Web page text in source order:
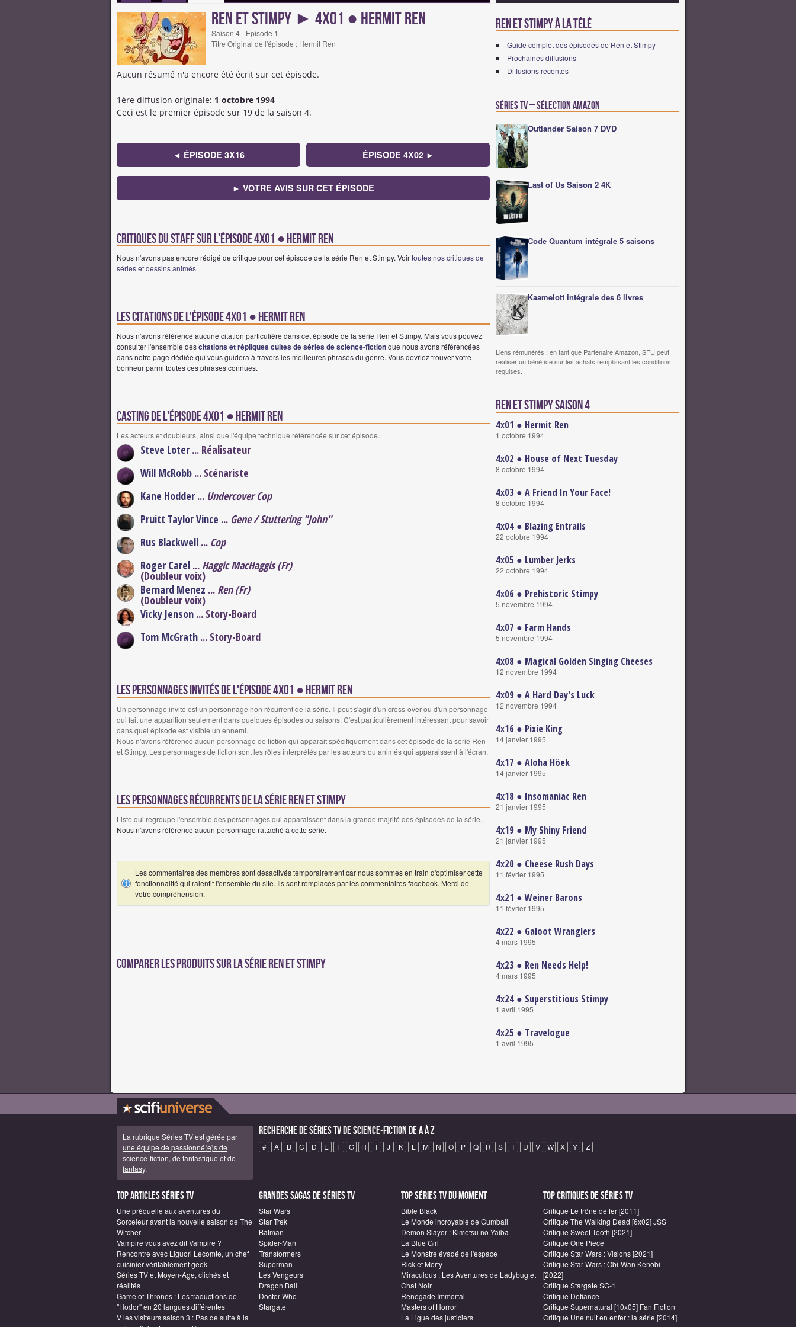
Ren et Stimpy ► 4x01 ● Hermit Ren
Saison 4 - Episode 1
Titre Original de l'épisode : Hermit Ren
Aucun résumé n'a encore été écrit sur cet épisode.
1ère diffusion originale: 1 octobre 1994
Ceci est le premier épisode sur 19 de la saison 4.
◄ ÉPISODE 3X16 ÉPISODE 4X02 ►
► VOTRE AVIS SUR CET ÉPISODE
Critiques du staff sur l'épisode 4x01 ● Hermit Ren
Nous n'avons pas encore rédigé de critique pour cet épisode de la série Ren et Stimpy. Voirtoutes nos critiques de
séries et dessins animés
Les citations de l'épisode 4x01 ● Hermit Ren
Nous n'avons référencé aucune citation particulière dans cet épisode de la série Ren et Stimpy. Mais vous pouvez
consulter l'ensemble descitations et répliques cultes de séries de science-fictionque nous avons référencées
dans notre page dédiée qui vous guidera à travers les meilleures phrases du genre. Vous devriez trouver votre
bonheur parmi toutes ces phrases connues.
Casting de l'épisode 4x01 ● Hermit Ren
Les acteurs et doubleurs, ainsi que l'équipe technique référencée sur cet épisode.
Steve Loter ... Réalisateur
Will McRobb ... Scénariste
Kane Hodder ... Undercover Cop
Pruitt Taylor Vince ... Gene / Stuttering "John"
Rus Blackwell ... Cop
Roger Carel ... Haggic MacHaggis (Fr)
(Doubleur voix)
Bernard Menez ... Ren (Fr)
(Doubleur voix)
Vicky Jenson ... Story-Board
Tom McGrath ... Story-Board
Les personnages invités de l'épisode 4x01 ● Hermit Ren
Un personnage invité est un personnage non récurrent de la série. Il peut s'agir d'un cross-over ou d'un personnage
qui fait une apparition seulement dans quelques épisodes ou saisons. C'est particulièrement intéressant pour savoir
dans quel épisode est visible un ennemi.
Nous n'avons référencé aucun personnage de fiction qui apparait spécifiquement dans cet épisode de la série Ren
et Stimpy. Les personnages de fiction sont les rôles interprétés par les acteurs ou animés qui apparaissent à l'écran.
Les personnages récurrents de la série Ren et Stimpy
Liste qui regroupe l'ensemble des personnages qui apparaissent dans la grande majrité des épisodes de la série.
Nous n'avons référencé aucun personnage rattaché à cette série.
Les commentaires des membres sont désactivés temporairement car nous sommes en train d'optimiser cette
fonctionnalité qui ralentit l'ensemble du site. Ils sont remplacés par les commentaires facebook. Merci de
votre compréhension.
Comparer les produits sur la série Ren et Stimpy
Ren et Stimpy à la télé
Guide complet des épisodes de Ren et Stimpy
Prochaines diffusions
Diffusions récentes
Séries TV – Sélection Amazon
Outlander Saison 7 DVD
Last of Us Saison 2 4K
Code Quantum intégrale 5 saisons
Kaamelott intégrale des 6 livres
Liens rémunérés : en tant que Partenaire Amazon, SFU peut
réaliser un bénéfice sur les achats remplissant les conditions
requises.
Ren et Stimpy saison 4
4x01 ● Hermit Ren
1 octobre 1994
4x02 ● House of Next Tuesday
8 octobre 1994
4x03 ● A Friend In Your Face!
8 octobre 1994
4x04 ● Blazing Entrails
22 octobre 1994
4x05 ● Lumber Jerks
22 octobre 1994
4x06 ● Prehistoric Stimpy
5 novembre 1994
4x07 ● Farm Hands
5 novembre 1994
4x08 ● Magical Golden Singing Cheeses
12 novembre 1994
4x09 ● A Hard Day's Luck
12 novembre 1994
4x16 ● Pixie King
14 janvier 1995
4x17 ● Aloha Höek
14 janvier 1995
4x18 ● Insomaniac Ren
21 janvier 1995
4x19 ● My Shiny Friend
21 janvier 1995
4x20 ● Cheese Rush Days
11 février 1995
4x21 ● Weiner Barons
11 février 1995
4x22 ● Galoot Wranglers
4 mars 1995
4x23 ● Ren Needs Help!
4 mars 1995
4x24 ● Superstitious Stimpy
1 avril 1995
4x25 ● Travelogue
1 avril 1995
La rubrique Séries TV est gérée par
une équipe de passionné(e)s de
science-fiction, de fantastique et de
fantasy.
Recherche de Séries TV de science-fiction de A à Z
# A B C D E F G H I J K L M N O P Q R S T U V W X Y Z
Top articles Séries TV
Une préquelle aux aventures du
Sorceleur avant la nouvelle saison de The
Witcher
Vampire vous avez dit Vampire ?
Rencontre avec Liguori Lecomte, un chef
cuisinier véritablement geek
Séries TV et Moyen-Age, clichés et
réalités
Game of Thrones : Les traductions de
"Hodor" en 20 langues différentes
V les visiteurs saison 3 : Pas de suite à la
Grandes sagas de Séries TV
Star Wars
Star Trek
Batman
Spider-Man
Transformers
Superman
Les Vengeurs
Dragon Ball
Doctor Who
Stargate
Top Séries TV du moment
Bible Black
Le Monde incroyable de Gumball
Demon Slayer : Kimetsu no Yaiba
La Blue Girl
Le Monstre évadé de l'espace
Rick et Morty
Miraculous : Les Aventures de Ladybug et
Chat Noir
Renegade Immortal
Masters of Horror
La Ligue des justiciers
Top critiques de Séries TV
Critique Le trône de fer [2011]
Critique The Walking Dead [6x02] JSS
Critique Sweet Tooth [2021]
Critique One Piece
Critique Star Wars : Visions [2021]
Critique Star Wars : Obi-Wan Kenobi
[2022]
Critique Stargate SG-1
Critique Defiance
Critique Supernatural [10x05] Fan Fiction
Critique Une nuit en enfer : la série [2014]